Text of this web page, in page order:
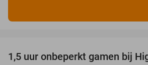
1,5 uur onbeperkt gamen bij